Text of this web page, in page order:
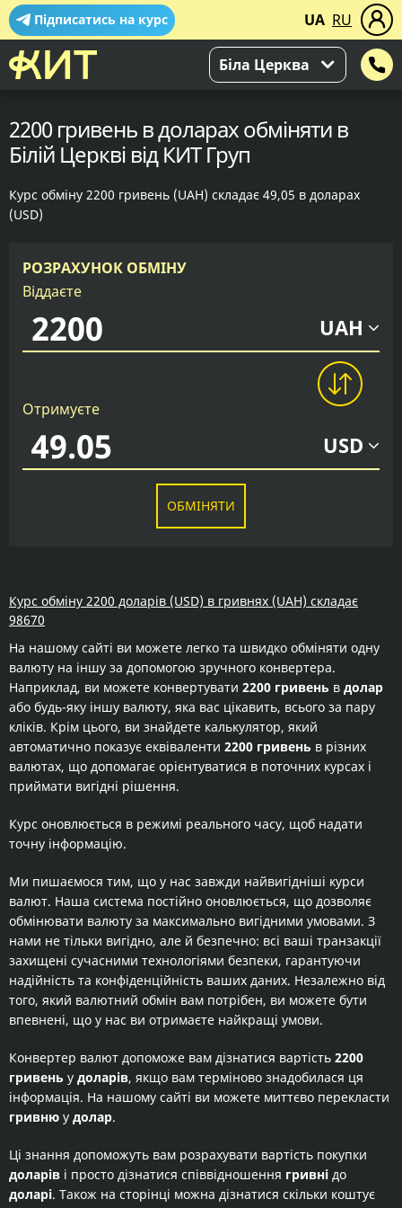
Підписатись на курс UA RU
Біла Церква
2200 гривень в доларах обміняти в
Білій Церкві від КИТ Груп
Курс обміну 2200 гривень (UAH) складає 49,05 в доларах
(USD)
РОЗРАХУНОК ОБМІНУ
Віддаєте
UAH
Отримуєте
USD
ОБМІНЯТИ
Курс обміну 2200 доларів (USD) в гривнях (UAH) складає
98670
На нашому сайті ви можете легко та швидко обміняти одну
валюту на іншу за допомогою зручного конвертера.
Наприклад, ви можете конвертувати 2200 гривень в долар
або будь-яку іншу валюту, яка вас цікавить, всього за пару
кліків. Крім цього, ви знайдете калькулятор, який
автоматично показує еквіваленти 2200 гривень в різних
валютах, що допомагає орієнтуватися в поточних курсах і
приймати вигідні рішення.
Курс оновлюється в режимі реального часу, щоб надати
точну інформацію.
Ми пишаємося тим, що у нас завжди найвигідніші курси
валют. Наша система постійно оновлюється, що дозволяє
обмінювати валюту за максимально вигідними умовами. З
нами не тільки вигідно, але й безпечно: всі ваші транзакції
захищені сучасними технологіями безпеки, гарантуючи
надійність та конфіденційність ваших даних. Незалежно від
того, який валютний обмін вам потрібен, ви можете бути
впевнені, що у нас ви отримаєте найкращі умови.
Конвертер валют допоможе вам дізнатися вартість 2200
гривень у доларів, якщо вам терміново знадобилася ця
інформація. На нашому сайті ви можете миттєво перекласти
гривню у долар.
Ці знання допоможуть вам розрахувати вартість покупки
доларів і просто дізнатися співвідношення гривні до
доларі. Також на сторінці можна дізнатися скільки коштує